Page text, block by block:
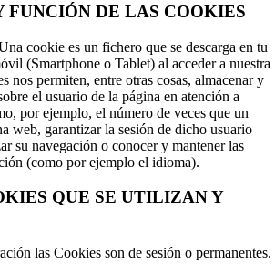
FUNCIÓN DE LAS COOKIES
cookie es un fichero que se descarga en tu
(Smartphone o Tablet) al acceder a nuestra
nos permiten, entre otras cosas, almacenar y
el usuario de la página en atención a
por ejemplo, el número de veces que un
web, garantizar la sesión de dicho usuario
su navegación o conocer y mantener las
(como por ejemplo el idioma).
QUE SE UTILIZAN Y
las Cookies son de sesión o permanentes.